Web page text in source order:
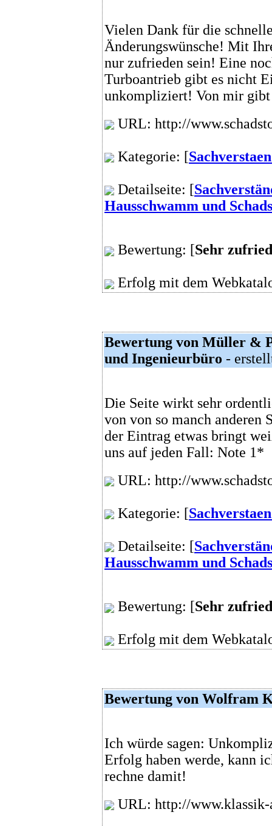
Vielen Dank für die
Änderungswünsche! Mit
nur zufrieden sein! Eine
Turboantrieb gibt es nicht
unkompliziert! Von mir
URL: http://
Kategorie: [
Detailseite: [
Hausschwamm und
Bewertung: [Sehr
Erfolg mit dem
Bewertung von Müller &
und Ingenieurbüro -
Die Seite wirkt sehr
von von so manch anderen
der Eintrag etwas bringt
uns auf jeden Fall: Note 1*
URL: http://
Kategorie: [
Detailseite: [
Hausschwamm und
Bewertung: [Sehr
Erfolg mit dem
Bewertung von Wolfram
Ich würde sagen:
Erfolg haben werde, kann
rechne damit!
URL: http://www.klassik-